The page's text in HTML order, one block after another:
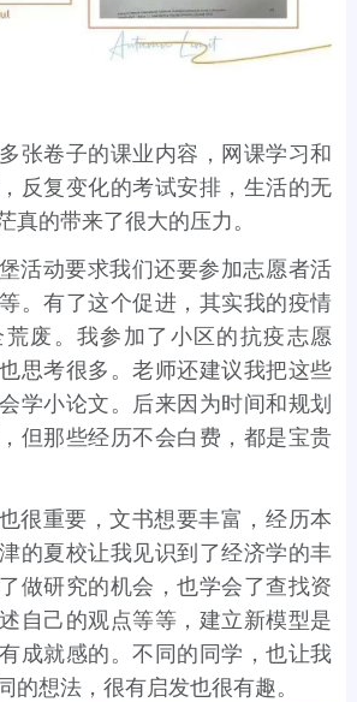
张卷子的课业内容，网课学习和
反复变化的考试安排，生活的无
真的带来了很大的压力。
活动要求我们还要参加志愿者活
。有了这个促进，其实我的疫情
废。我参加了小区的抗疫志愿
思考很多。老师还建议我把这些
学小论文。后来因为时间和规划
但那些经历不会白费，都是宝贵
很重要，文书想要丰富，经历本
的夏校让我见识到了经济学的丰
做研究的机会，也学会了查找资
自己的观点等等，建立新模型是
成就感的。不同的同学，也让我
的想法，很有启发也很有趣。